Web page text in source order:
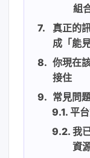
組
真正的
成「能
你現在
接住
常見問
平
我
資